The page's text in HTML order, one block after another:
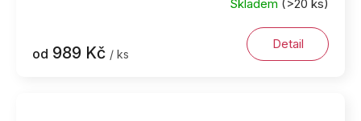
Skladem (>20 ks)
od 989 Kč / ks
Detail